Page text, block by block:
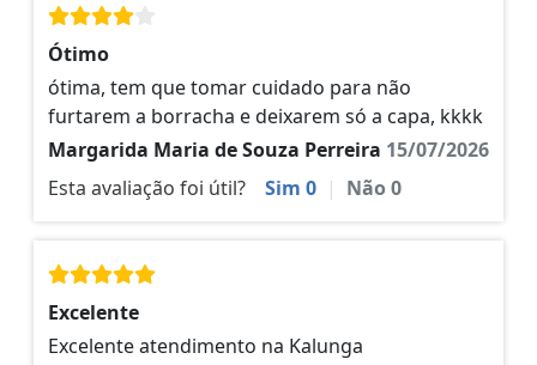
Ótimo
ótima, tem que tomar cuidado para não
furtarem a borracha e deixarem só a capa, kkkk
Margarida Maria de Souza Perreira 15/07/2026
Esta avaliação foi útil?
Sim 0 | Não0
Excelente
Excelente atendimento na Kalunga